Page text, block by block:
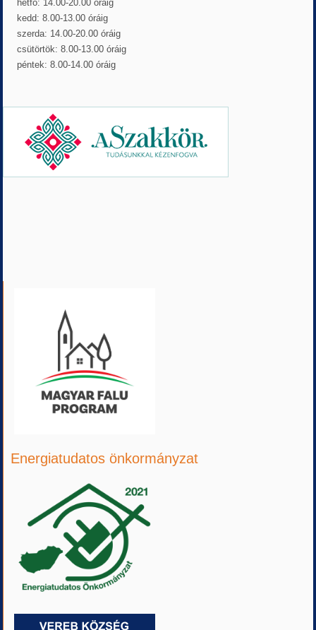
hétfő: 14.00-20.00 óráig
kedd: 8.00-13.00 óráig
szerda: 14.00-20.00 óráig
csütörtök: 8.00-13.00 óráig
péntek: 8.00-14.00 óráig
Energiatudatos önkormányzat